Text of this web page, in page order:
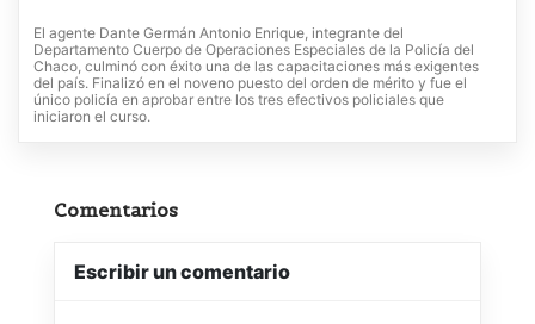
El agente Dante Germán Antonio Enrique, integrante del
Departamento Cuerpo de Operaciones Especiales de la Policía del
Chaco, culminó con éxito una de las capacitaciones más exigentes
del país. Finalizó en el noveno puesto del orden de mérito y fue el
único policía en aprobar entre los tres efectivos policiales que
iniciaron el curso.
Comentarios
Escribir un comentario